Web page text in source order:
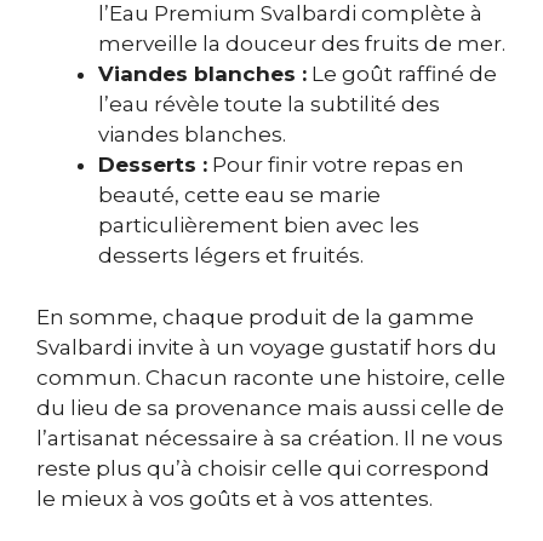
l’Eau Premium Svalbardi complète à
merveille la douceur des fruits de mer.
Viandes blanches : Le goût raffiné de
l’eau révèle toute la subtilité des
viandes blanches.
Desserts : Pour finir votre repas en
beauté, cette eau se marie
particulièrement bien avec les
desserts légers et fruités.
En somme, chaque produit de la gamme
Svalbardi invite à un voyage gustatif hors du
commun. Chacun raconte une histoire, celle
du lieu de sa provenance mais aussi celle de
l’artisanat nécessaire à sa création. Il ne vous
reste plus qu’à choisir celle qui correspond
le mieux à vos goûts et à vos attentes.